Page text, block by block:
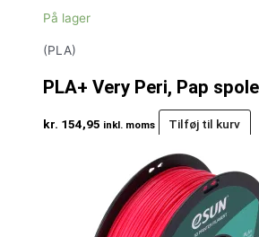
På lager
(PLA)
PLA+ Very Peri, Pap
kr. 154,95 inkl. moms Tilføj til kurv